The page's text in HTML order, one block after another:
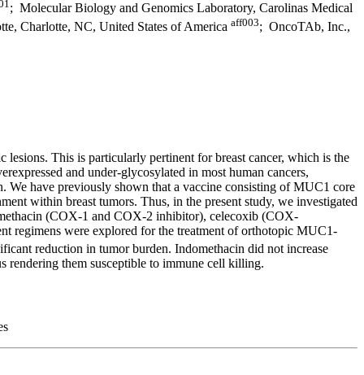
; Molecular Biology and Genomics Laboratory, Carolinas Medical
Charlotte, NC, United States of America aff003; OncoTAb, Inc.,
lesions. This is particularly pertinent for breast cancer, which is the
and under-glycosylated in most human cancers,
We have previously shown that a vaccine consisting of MUC1 core
within breast tumors. Thus, in the present study, we investigated
(COX-1 and COX-2 inhibitor), celecoxib (COX-
regimens were explored for the treatment of orthotopic MUC1-
reduction in tumor burden. Indomethacin did not increase
rendering them susceptible to immune cell killing.